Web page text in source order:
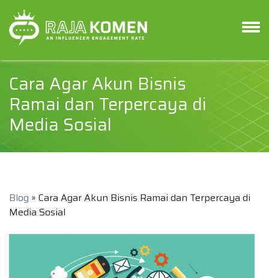
Cara Agar Akun Bisnis
Ramai dan Terpercaya di
Media Sosial
Blog » Cara Agar Akun Bisnis Ramai dan Terpercaya di
Media Sosial